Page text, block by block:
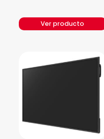
Ver producto